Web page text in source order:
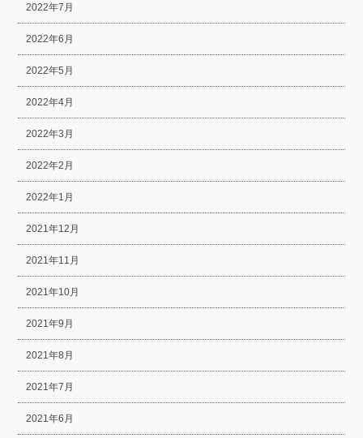
2022年7月
2022年6月
2022年5月
2022年4月
2022年3月
2022年2月
2022年1月
2021年12月
2021年11月
2021年10月
2021年9月
2021年8月
2021年7月
2021年6月